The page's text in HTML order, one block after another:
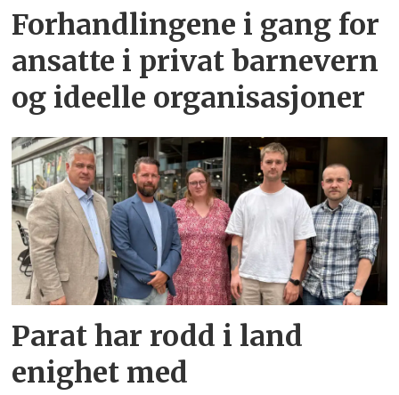
Forhandlingene i gang for
ansatte i privat barnevern
og ideelle organisasjoner
Parat har rodd i land
enighet med